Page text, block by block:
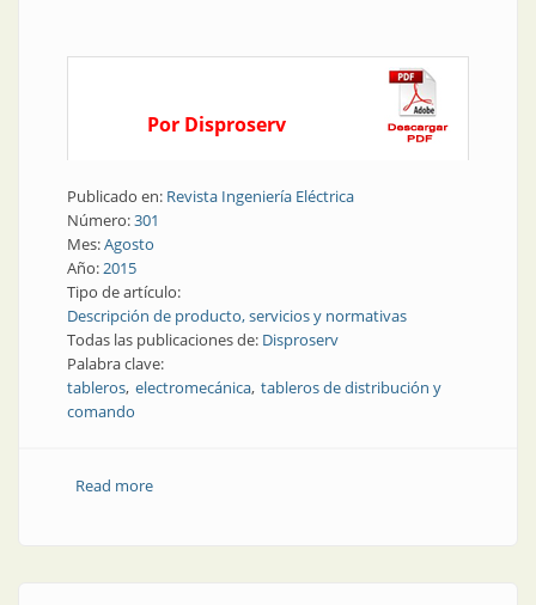
Por Disproserv
Publicado en: Revista Ingeniería Eléctrica
Número:301
Mes:Agosto
Año:2015
Tipo de artículo:
Descripción de producto, servicios y normativas
Todas las publicaciones de: Disproserv
Palabra clave:
tableros electromecánica tableros de distribución y
comando
Read moreabout Producto | Diseños y proyectos